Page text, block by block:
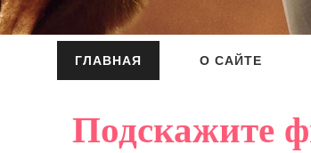
ГЛАВНАЯ О САЙТЕ
Подскажите